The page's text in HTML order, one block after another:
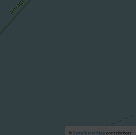
© OpenStreetMapcontributors.